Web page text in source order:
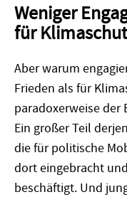
Weniger
für
Aber warum
Frieden als für
paradoxerweise der
Ein großer Teil
die für politische
dort eingebracht
beschäftigt. Und